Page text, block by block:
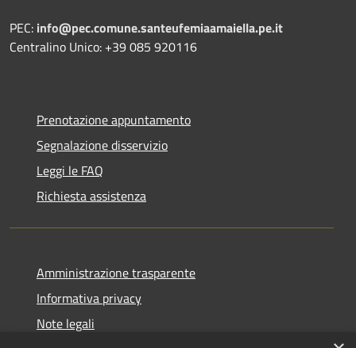
PEC: info@pec.comune.santeufemiaamaiella.pe.it
Centralino Unico: +39 085 920116
Prenotazione appuntamento
Segnalazione disservizio
Leggi le FAQ
Richiesta assistenza
Amministrazione trasparente
Informativa privacy
Note legali